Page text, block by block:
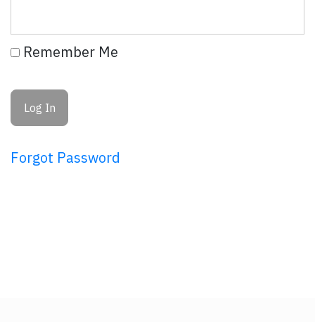
Remember Me
Forgot Password